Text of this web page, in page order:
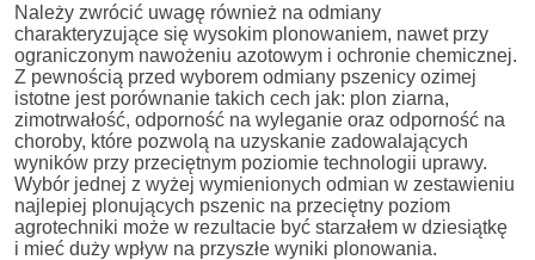
Należy zwrócić uwagę również na odmiany
charakteryzujące się wysokim plonowaniem, nawet przy
ograniczonym nawożeniu azotowym i ochronie chemicznej.
Z pewnością przed wyborem odmiany pszenicy ozimej
istotne jest porównanie takich cech jak: plon ziarna,
zimotrwałość, odporność na wyleganie oraz odporność na
choroby, które pozwolą na uzyskanie zadowalających
wyników przy przeciętnym poziomie technologii uprawy.
Wybór jednej z wyżej wymienionych odmian w zestawieniu
najlepiej plonujących pszenic na przeciętny poziom
agrotechniki może w rezultacie być starzałem w dziesiątkę
i mieć duży wpływ na przyszłe wyniki plonowania.